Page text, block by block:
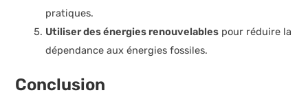
pratiques.
Utiliser des énergies renouvelables pour réduire la
dépendance aux énergies fossiles.
Conclusion